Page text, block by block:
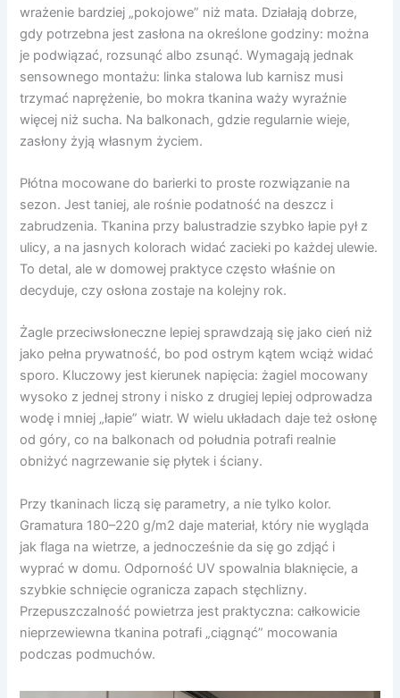
wrażenie bardziej „pokojowe” niż mata. Działają dobrze,
gdy potrzebna jest zasłona na określone godziny: można
je podwiązać, rozsunąć albo zsunąć. Wymagają jednak
sensownego montażu: linka stalowa lub karnisz musi
trzymać naprężenie, bo mokra tkanina waży wyraźnie
więcej niż sucha. Na balkonach, gdzie regularnie wieje,
zasłony żyją własnym życiem.
Płótna mocowane do barierki to proste rozwiązanie na
sezon. Jest taniej, ale rośnie podatność na deszcz i
zabrudzenia. Tkanina przy balustradzie szybko łapie pył z
ulicy, a na jasnych kolorach widać zacieki po każdej ulewie.
To detal, ale w domowej praktyce często właśnie on
decyduje, czy osłona zostaje na kolejny rok.
Żagle przeciwsłoneczne lepiej sprawdzają się jako cień niż
jako pełna prywatność, bo pod ostrym kątem wciąż widać
sporo. Kluczowy jest kierunek napięcia: żagiel mocowany
wysoko z jednej strony i nisko z drugiej lepiej odprowadza
wodę i mniej „łapie” wiatr. W wielu układach daje też osłonę
od góry, co na balkonach od południa potrafi realnie
obniżyć nagrzewanie się płytek i ściany.
Przy tkaninach liczą się parametry, a nie tylko kolor.
Gramatura 180–220 g/m2 daje materiał, który nie wygląda
jak flaga na wietrze, a jednocześnie da się go zdjąć i
wyprać w domu. Odporność UV spowalnia blaknięcie, a
szybkie schnięcie ogranicza zapach stęchlizny.
Przepuszczalność powietrza jest praktyczna: całkowicie
nieprzewiewna tkanina potrafi „ciągnąć” mocowania
podczas podmuchów.